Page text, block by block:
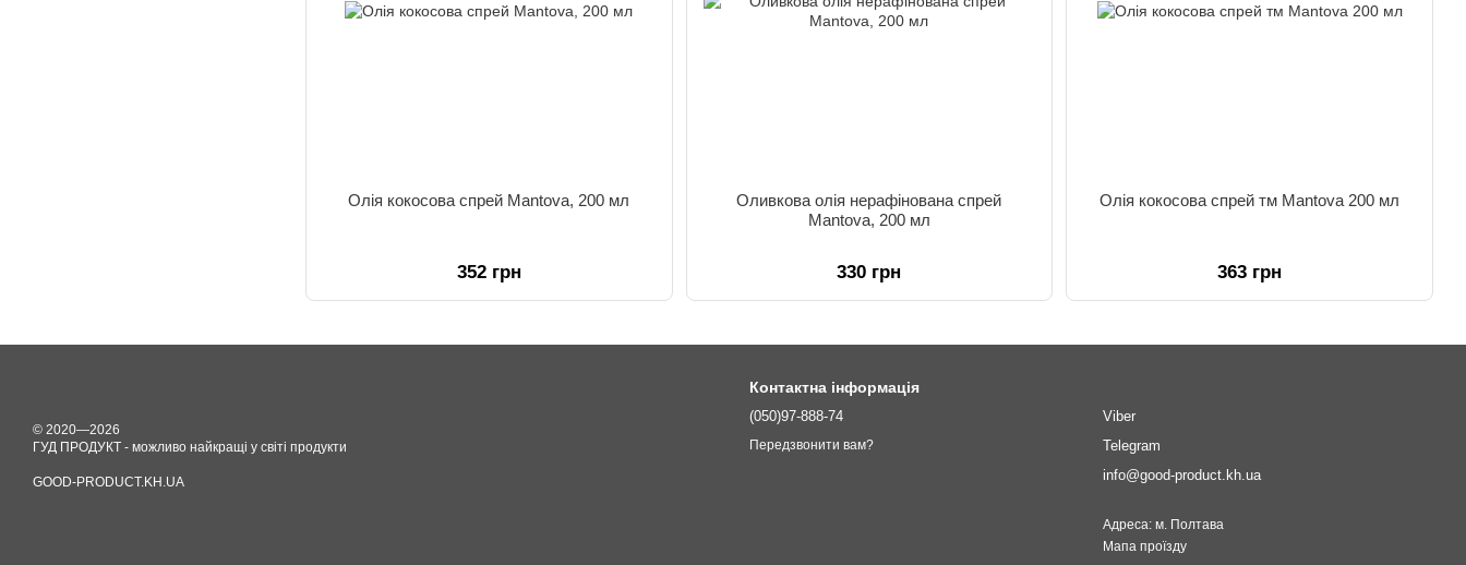
Олія кокосова спрей Mantova, 200 мл
352 грн
Оливкова олія нерафінована спрей
Mantova, 200 мл
330 грн
Олія кокосова спрей тм Mantova 200 мл
363 грн
© 2020—2026
ГУД ПРОДУКТ - можливо найкращі у світі продукти
GOOD-PRODUCT.KH.UA
Контактна інформація
(050)97-888-74
Передзвонити вам?
Viber
Telegram
info@good-product.kh.ua
Адреса: м. Полтава
Мапа проїзду